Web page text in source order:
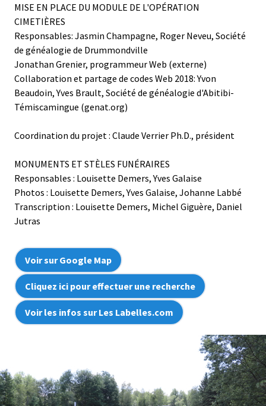
MISE EN PLACE DU MODULE DE L'OPÉRATION
CIMETIÈRES
Responsables: Jasmin Champagne, Roger Neveu, Société
de généalogie de Drummondville
Jonathan Grenier, programmeur Web (externe)
Collaboration et partage de codes Web 2018: Yvon
Beaudoin, Yves Brault, Société de généalogie d'Abitibi-
Témiscamingue (genat.org)
Coordination du projet : Claude Verrier Ph.D., président
MONUMENTS ET STÈLES FUNÉRAIRES
Responsables : Louisette Demers, Yves Galaise
Photos : Louisette Demers, Yves Galaise, Johanne Labbé
Transcription : Louisette Demers, Michel Giguère, Daniel
Jutras
Voir sur Google Map
Cliquez ici pour effectuer une recherche
Voir les infos sur Les Labelles.com